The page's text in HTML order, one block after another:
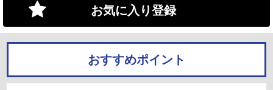
お気に入り登録
おすすめポイント